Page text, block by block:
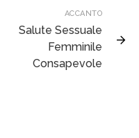
ACCANTO
Salute Sessuale
Femminile
Consapevole